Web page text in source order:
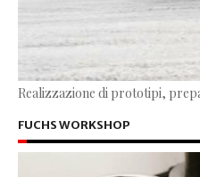
Realizzazione di prototipi,
FUCHS WORKSHOP